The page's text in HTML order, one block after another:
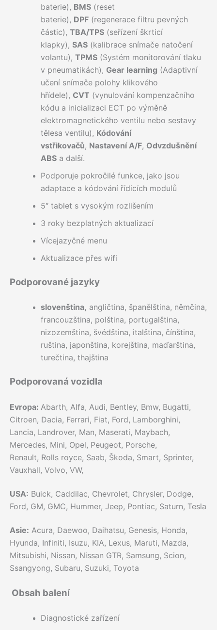
baterie), BMS(reset
baterie), DPF(regenerace filtru pevných
částic), TBA/TPS(seřízení škrticí
klapky), SAS(kalibrace snímače natočení
volantu), TPMS(Systém monitorování tlaku
v pneumatikách), Gear learning (Adaptivní
učení snímače polohy klikového
hřídele), CVT (vynulování kompenzačního
kódu a inicializaci ECT po výměně
elektromagnetického ventilu nebo sestavy
tělesa ventilu), Kódování
vstřikovačů, Nastavení A/F, Odvzdušnění
ABSa další.
Podporuje pokročilé funkce, jako jsou
adaptace a kódování řídicích modulů
5″ tablet s vysokým rozlišením
3 roky bezplatných aktualizací
Vícejazyčné menu
Aktualizace přes wifi
Podporované jazyky
slovenština, angličtina, španělština, němčina,
francouzština, polština, portugalština,
nizozemština, švédština, italština, čínština,
ruština, japonština, korejština, maďarština,
turečtina, thajština
Podporovaná vozidla
Evropa: Abarth, Alfa, Audi, Bentley, Bmw, Bugatti,
Citroen, Dacia, Ferrari, Fiat, Ford, Lamborghini,
Lancia, Landrover, Man, Maserati, Maybach,
Mercedes, Mini, Opel, Peugeot, Porsche,
Renault, Rolls royce, Saab, Škoda, Smart, Sprinter,
Vauxhall, Volvo, VW,
USA: Buick, Caddilac, Chevrolet, Chrysler, Dodge,
Ford, GM, GMC, Hummer, Jeep, Pontiac, Saturn, Tesla
Asie: Acura, Daewoo, Daihatsu, Genesis, Honda,
Hyunda, Infiniti, Isuzu, KIA, Lexus, Maruti, Mazda,
Mitsubishi, Nissan, Nissan GTR, Samsung, Scion,
Ssangyong, Subaru, Suzuki, Toyota
Obsah balení
Diagnostické zařízení